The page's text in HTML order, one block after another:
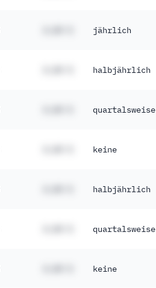
jährlich
halbjährlich
quartalsweise
keine
halbjährlich
quartalsweise
keine